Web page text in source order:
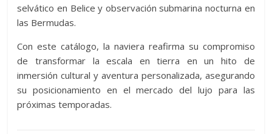
selvático en Belice y observación submarina nocturna en
las Bermudas.
Con este catálogo, la naviera reafirma su compromiso
de transformar la escala en tierra en un hito de
inmersión cultural y aventura personalizada, asegurando
su posicionamiento en el mercado del lujo para las
próximas temporadas.